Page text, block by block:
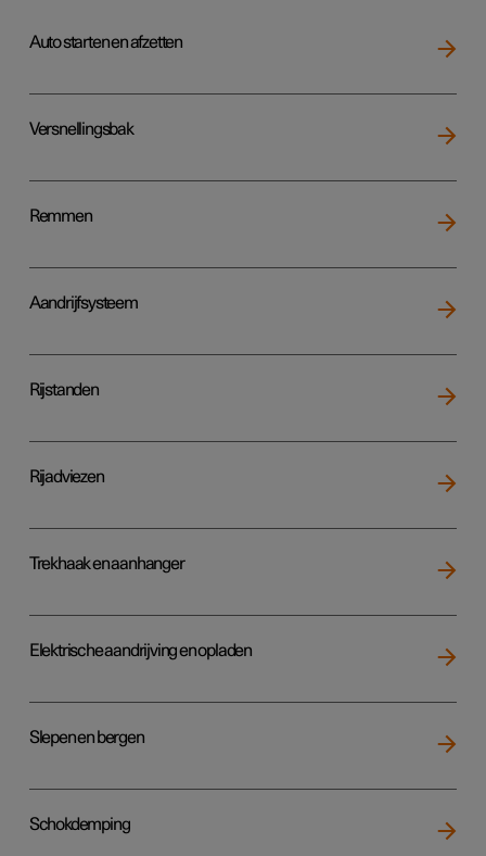
Auto starten en afzetten
Versnellingsbak
Remmen
Aandrijfsysteem
Rijstanden
Rijadviezen
Trekhaak en aanhanger
Elektrische aandrijving en opladen
Slepen en bergen
Schokdemping